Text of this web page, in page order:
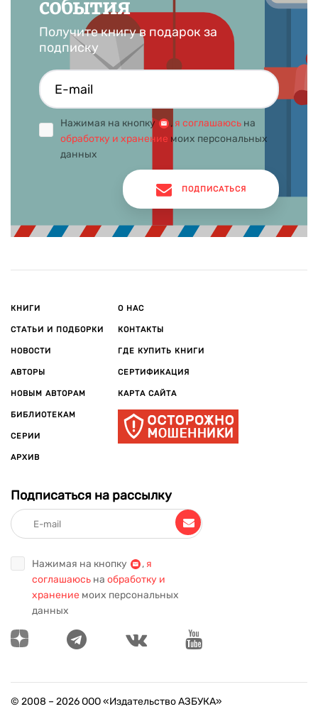
события
Получите книгу в подарок за
подписку
Нажимая на кнопку , я соглашаюсь на
обработку и хранение моих персональных
данных
ПОДПИСАТЬСЯ
КНИГИ
СТАТЬИ И ПОДБОРКИ
НОВОСТИ
АВТОРЫ
НОВЫМ АВТОРАМ
БИБЛИОТЕКАМ
СЕРИИ
АРХИВ
О НАС
КОНТАКТЫ
ГДЕ КУПИТЬ КНИГИ
СЕРТИФИКАЦИЯ
КАРТА САЙТА
Подписаться на рассылку
Нажимая на кнопку , я
соглашаюсь на обработку и
хранение моих персональных
данных
© 2008 – 2026ООО «Издательство АЗБУКА»